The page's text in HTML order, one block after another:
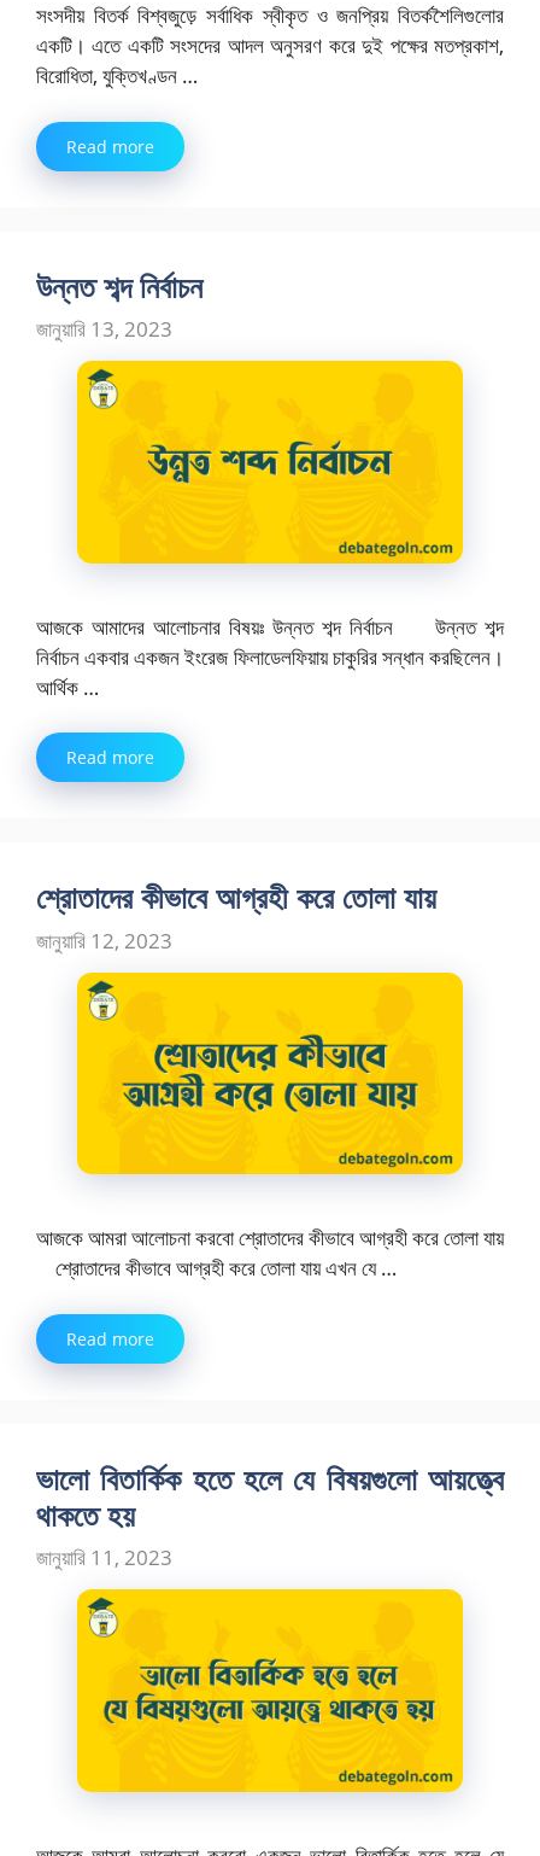
সংসদীয় বিতর্ক বিশ্বজুড়ে সর্বাধিক স্বীকৃত ও জনপ্রিয় বিতর্কশৈলিগুলোর
একটি। এতে একটি সংসদের আদল অনুসরণ করে দুই পক্ষের মতপ্রকাশ,
বিরোধিতা, যুক্তিখণ্ডন …
Read more
উন্নত শব্দ নির্বাচন
জানুয়ারি 13, 2023
আজকে আমাদের আলোচনার বিষয়ঃ উন্নত শব্দ নির্বাচন উন্নত শব্দ
নির্বাচন একবার একজন ইংরেজ ফিলাডেলফিয়ায় চাকুরির সন্ধান করছিলেন।
আর্থিক …
Read more
শ্রোতাদের কীভাবে আগ্রহী করে তোলা যায়
জানুয়ারি 12, 2023
আজকে আমরা আলোচনা করবো শ্রোতাদের কীভাবে আগ্রহী করে তোলা যায়
শ্রোতাদের কীভাবে আগ্রহী করে তোলা যায় এখন যে …
Read more
ভালো বিতার্কিক হতে হলে যে বিষয়গুলো আয়ত্ত্বে
থাকতে হয়
জানুয়ারি 11, 2023